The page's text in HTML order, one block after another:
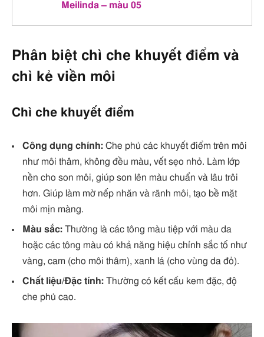
Meilinda – màu 05
Phân biệt chì che khuyết điểm và
chì kẻ viền môi
Chì che khuyết điểm
Công dụng chính: Che phủ các khuyết điểm trên môi
như môi thâm, không đều màu, vết sẹo nhỏ. Làm lớp
nền cho son môi, giúp son lên màu chuẩn và lâu trôi
hơn. Giúp làm mờ nếp nhăn và rãnh môi, tạo bề mặt
môi mịn màng.
Màu sắc: Thường là các tông màu tiệp với màu da
hoặc các tông màu có khả năng hiệu chỉnh sắc tố như
vàng, cam (cho môi thâm), xanh lá (cho vùng da đỏ).
Chất liệu/Đặc tính: Thường có kết cấu kem đặc, độ
che phủ cao.